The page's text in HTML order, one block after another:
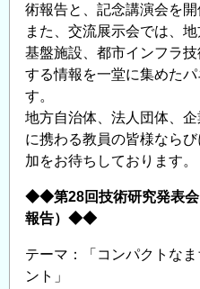
術報告と、記念講演会を開
また、交流展示会では、
基盤施設、都市インフラ
する情報を一堂に集めた
す。
地方自治体、法人団体、
に携わる教員の皆様なら
加をお待ちしております。
◆◆第28回技術研究発表会
報告）◆◆
テーマ：「コンパクトな
ント」